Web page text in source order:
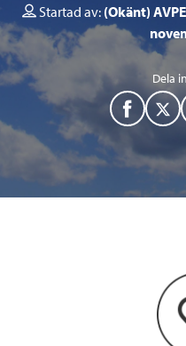
Startad av: (Okänt)
Dela
F
T
e